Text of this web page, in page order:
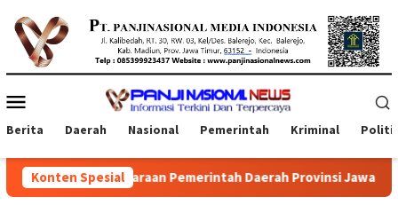
konten
Mobile
Berita Daerah Nasional Pemerintah Kriminal
Konten Spesial
Pemerintah Daerah Provinsi Jawa Timur dan Bali